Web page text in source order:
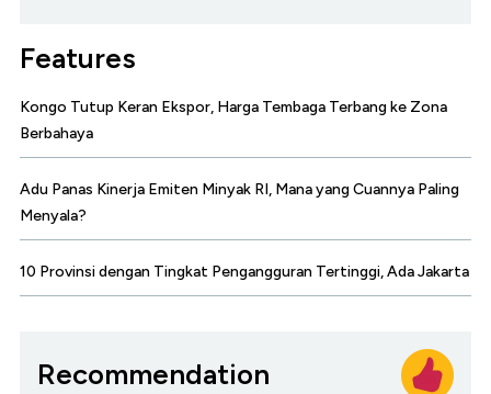
Features
Kongo Tutup Keran Ekspor, Harga Tembaga Terbang ke Zona
Berbahaya
Adu Panas Kinerja Emiten Minyak RI, Mana yang Cuannya Paling
Menyala?
10 Provinsi dengan Tingkat Pengangguran Tertinggi, Ada Jakarta
Recommendation